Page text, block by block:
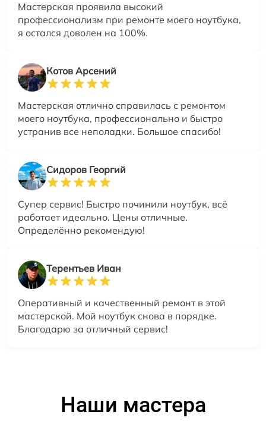
Мастерская проявила высокий
профессионализм при ремонте моего ноутбука,
я остался доволен на 100%.
Котов Арсений
Мастерская отлично справилась с ремонтом
моего ноутбука, профессионально и быстро
устранив все неполадки. Большое спасибо!
Сидоров Георгий
Супер сервис! Быстро починили ноутбук, всё
работает идеально. Цены отличные.
Определённо рекомендую!
Терентьев Иван
Оперативный и качественный ремонт в этой
мастерской. Мой ноутбук снова в порядке.
Благодарю за отличный сервис!
Наши мастера